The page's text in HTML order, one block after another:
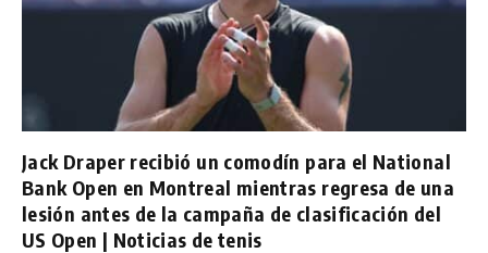
Jack Draper recibió un comodín para el National
Bank Open en Montreal mientras regresa de una
lesión antes de la campaña de clasificación del
US Open | Noticias de tenis